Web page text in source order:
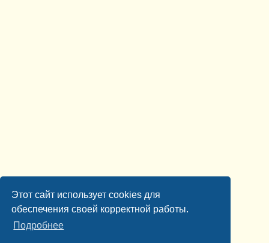
Этот сайт использует cookies для
обеспечения своей корректной работы.
Подробнее